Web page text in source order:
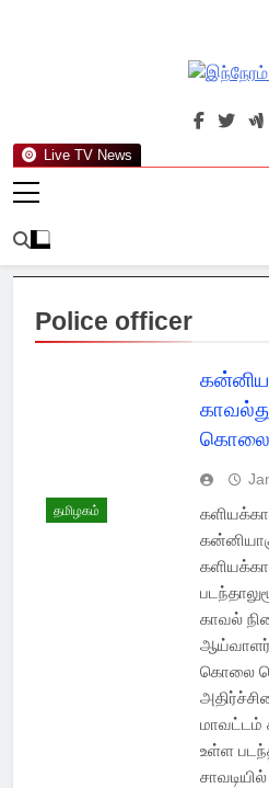
Live TV News
Police officer
தமிழகம்
காவல்
ஆய்வாளர்
கொலை
மாவட்டம்
உள்ள